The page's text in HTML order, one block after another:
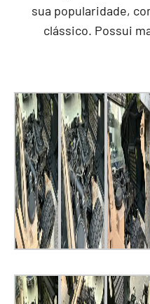
sua popularidade,
clássico. Possui